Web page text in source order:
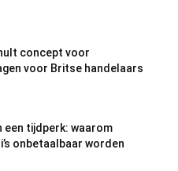
concept voor
voor Britse handelaars
een tijdperk: waarom
onbetaalbaar worden